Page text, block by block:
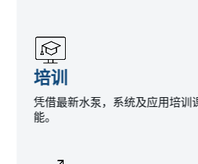
培训
凭借最新水泵，系统及应用培训
能。